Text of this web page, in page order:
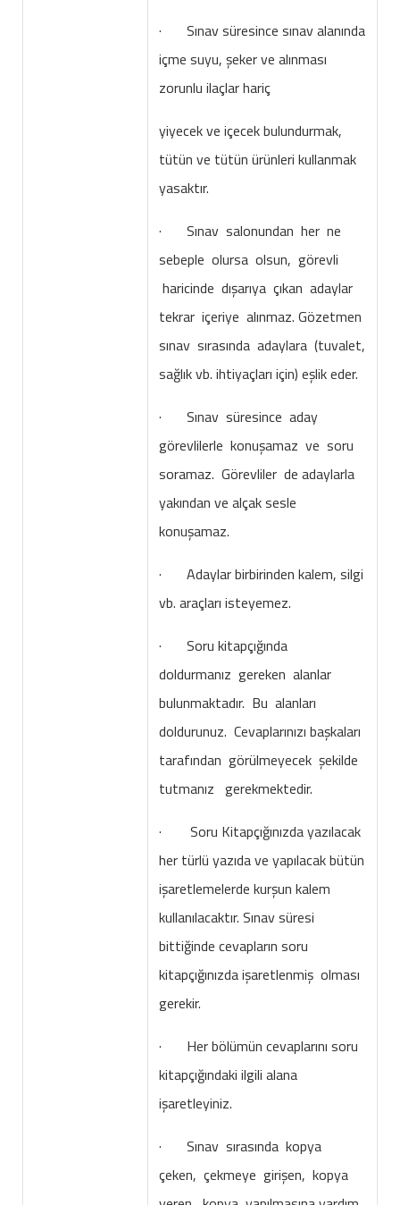
· Sınav süresince sınav alanında
içme suyu, şeker ve alınması
zorunlu ilaçlar hariç
yiyecek ve içecek bulundurmak,
tütün ve tütün ürünleri kullanmak
yasaktır.
· Sınav salonundan her ne
sebeple olursa olsun, görevli
haricinde dışarıya çıkan adaylar
tekrar içeriye alınmaz. Gözetmen
sınav sırasında adaylara (tuvalet,
sağlık vb. ihtiyaçları için) eşlik eder.
· Sınav süresince aday
görevlilerle konuşamaz ve soru
soramaz. Görevliler de adaylarla
yakından ve alçak sesle
konuşamaz.
· Adaylar birbirinden kalem, silgi
vb. araçları isteyemez.
· Soru kitapçığında
doldurmanız gereken alanlar
bulunmaktadır. Bu alanları
doldurunuz. Cevaplarınızı başkaları
tarafından görülmeyecek şekilde
tutmanız gerekmektedir.
· Soru Kitapçığınızda yazılacak
her türlü yazıda ve yapılacak bütün
işaretlemelerde kurşun kalem
kullanılacaktır. Sınav süresi
bittiğinde cevapların soru
kitapçığınızda işaretlenmiş olması
gerekir.
· Her bölümün cevaplarını soru
kitapçığındaki ilgili alana
işaretleyiniz.
· Sınav sırasında kopya
çeken, çekmeye girişen, kopya